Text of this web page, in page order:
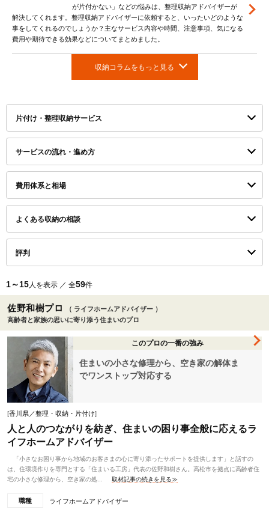
が片付かない」などの悩みは、整理収納アドバイザーが
解決してくれます。整理収納アドバイザーに依頼すると、いったいどのような
事をしてくれるのでしょうか？主なサービス内容や時間、注意事項、気になる
費用や期待できる効果などについてまとめました。
収納コラムをもっと見る
片付け・整理収納サービス
サービスの流れ・進め方
費用体系と相場
よくある収納の相談
評判
1～15人を表示 ／ 全59件
佐野和樹プロ
（ ライフホームアドバイザー ）
高齢者と家族の思いに寄り添う住まいのプロ
このプロの一番の強み
住まいの小さな修理から、空き家の解体ま
でワンストップ対応する
[香川県／整理・収納・片付け]
人と人のつながりを紡ぎ、住まいの困り事全般に応えるラ
イフホームアドバイザー
「小さなお困り事から地域のお客さまの心に寄り添ったサポートを提供します」と話すの
は、住環境作りを専門とする「住まいる工房」代表の佐野和樹さん。高松市を拠点に高齢者住
宅の小さな修理から、空き家の処...
取材記事の続きを見る≫
職種 ライフホームアドバイザー